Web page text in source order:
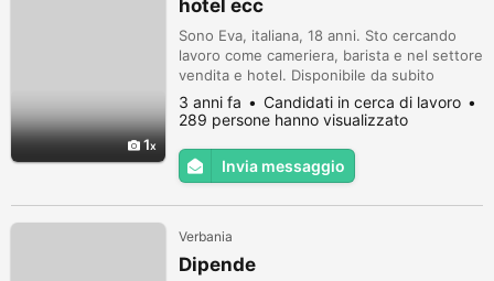
1
hotel ecc
Sono Eva, italiana, 18 anni. Sto cercando
lavoro come cameriera, barista e nel settore
vendita e hotel. Disponibile da subito
3 anni fa
Candidati in cerca di lavoro
289 persone hanno visualizzato
Invia messaggio
Verbania
Dipende